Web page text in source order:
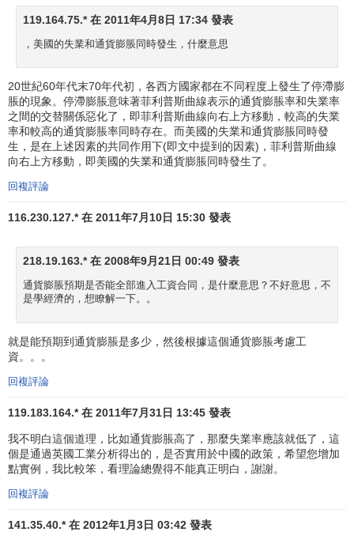
119.164.75.* 在 2011年4月8日 17:34 發表
，美國的失業和通貨膨脹同時發生，什麼意思
20世紀60年代末70年代初，各西方國家都在不同程度上發生了停滯膨
脹的現象。停滯膨脹意味著菲利普斯曲線表示的通貨膨脹率和失業率
之間的交替關係惡化了，即菲利普斯曲線向右上方移動，較高的失業
率和較高的通貨膨脹率同時存在。而美國的失業和通貨膨脹同時發
生，是在上述因素的共同作用下(即文中提到的因素)，菲利普斯曲線
向右上方移動，即美國的失業和通貨膨脹同時發生了。
回複評論
116.230.127.* 在 2011年7月10日 15:30 發表
218.19.163.* 在 2008年9月21日 00:49 發表
通貨膨脹預期是否能全部進入工資合同，是什麼意思？不好意思，不
是學經濟的，想瞭解一下。。
就是能預期到通貨膨脹是多少，然後根據這個通貨膨脹考慮工
資。。。
回複評論
119.183.164.* 在 2011年7月31日 13:45 發表
我不明白這個道理，比如通貨膨脹高了，那麼失業率應該就低了，這
個是通過英國工業分析得出的，是否實用於中國的政策，希望您增加
點實例，我比較笨，看理論總覺得不能真正明白，謝謝。
回複評論
141.35.40.* 在 2012年1月3日 03:42 發表